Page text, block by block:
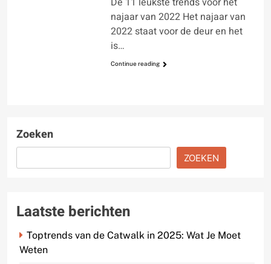
najaar van 2022 Het najaar van
2022 staat voor de deur en het
is…
Continue reading
Zoeken
ZOEKEN
Laatste berichten
Toptrends van de Catwalk in 2025: Wat Je Moet
Weten